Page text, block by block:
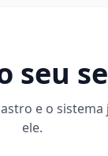
seu
e o
ele.